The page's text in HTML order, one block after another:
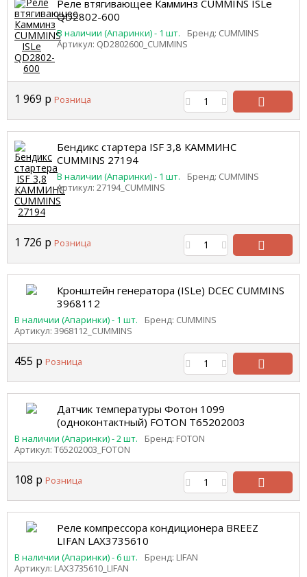
Реле втягивающее Камминз CUMMINS ISLe
QD2802-600
В наличии (Апаринки) - 1 шт.
Бренд: CUMMINS
Артикул: QD2802600_CUMMINS
1 969 р Розница
В
Бендикс стартера ISF 3,8 КАММИНС
CUMMINS 27194
В наличии (Апаринки) - 1 шт.
Бренд: CUMMINS
Артикул: 27194_CUMMINS
1 726 р Розница
В
корзину
Кронштейн генератора (ISLe) DCEC CUMMINS
3968112
В наличии (Апаринки) - 1 шт.
Бренд: CUMMINS
Артикул: 3968112_CUMMINS
455 р Розница
В
Датчик температуры Фотон 1099
(одноконтактный) FOTON Т65202003
В наличии (Апаринки) - 2 шт.
Бренд: FOTON
Артикул: Т65202003_FOTON
108 р Розница
В
корзину
Реле компрессора кондиционера BREEZ
LIFAN LAX3735610
В наличии (Апаринки) - 6 шт.
Бренд: LIFAN
Артикул: LAX3735610_LIFAN